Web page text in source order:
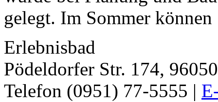
gelegt. Im Sommer können
Erlebnisbad
Pödeldorfer Str. 174,
Telefon (0951) 77-5555 |